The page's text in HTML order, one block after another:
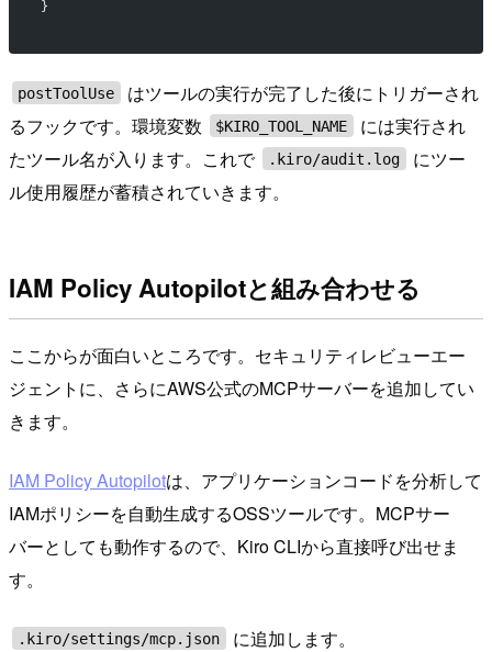
}
postToolUse
はツールの実行が完了した後にトリガーされ
るフックです。環境変数
$KIRO_TOOL_NAME
には実行され
たツール名が入ります。これで
.kiro/audit.log
にツー
ル使用履歴が蓄積されていきます。
IAM Policy Autopilotと組み合わせる
ここからが面白いところです。セキュリティレビューエー
ジェントに、さらにAWS公式のMCPサーバーを追加してい
きます。
IAM Policy Autopilotは、アプリケーションコードを分析して
IAMポリシーを自動生成するOSSツールです。MCPサー
バーとしても動作するので、Kiro CLIから直接呼び出せま
す。
.kiro/settings/mcp.json に追加します。